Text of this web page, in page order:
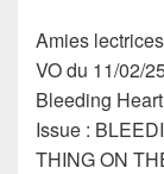
Amies
VO du 11/02/
Bleeding
Issue :
THING ON